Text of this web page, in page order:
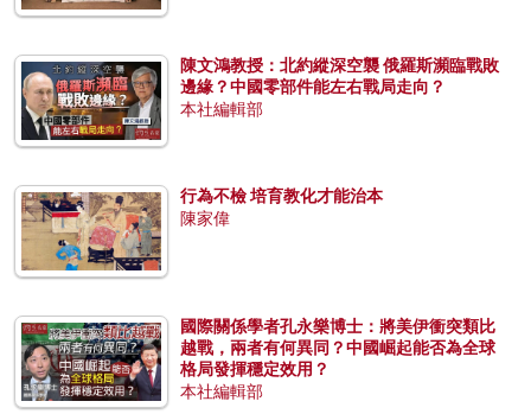
陳文鴻教授：北約縱深空襲 俄羅斯瀕臨戰敗
邊緣？中國零部件能左右戰局走向？
本社編輯部
行為不檢 培育教化才能治本
陳家偉
國際關係學者孔永樂博士：將美伊衝突類比
越戰，兩者有何異同？中國崛起能否為全球
格局發揮穩定效用？
本社編輯部